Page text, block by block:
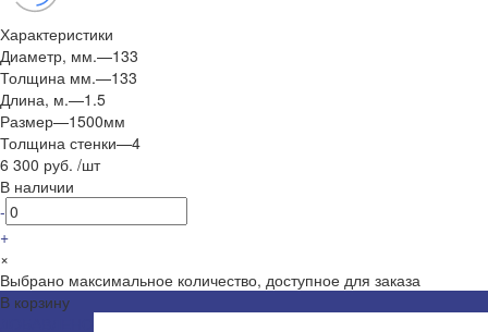
Характеристики
Диаметр, мм.—133
Толщина мм.—133
Длина, м.—1.5
Размер—1500мм
Толщина стенки—4
6 300 руб. /шт
В наличии
-
+
×
Выбрано максимальное количество, доступное для заказа
В корзину